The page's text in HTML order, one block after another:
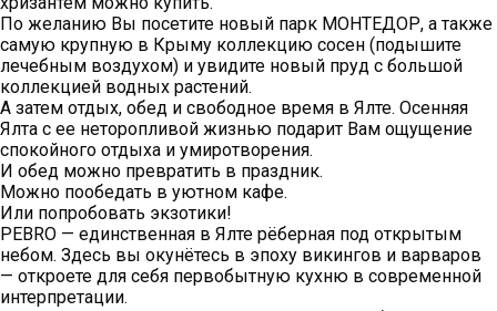
По желанию Вы посетите новый парк МОНТЕДОР, а также
самую крупную в Крыму коллекцию сосен (подышите
лечебным воздухом) и увидите новый пруд с большой
коллекцией водных растений.
А затем отдых, обед и свободное время в Ялте. Осенняя
Ялта с ее неторопливой жизнью подарит Вам ощущение
спокойного отдыха и умиротворения.
И обед можно превратить в праздник.
Можно пообедать в уютном кафе.
Или попробовать экзотики!
РЕBRO — единственная в Ялте рёберная под открытым
небом. Здесь вы окунётесь в эпоху викингов и варваров
— откроете для себя первобытную кухню в современной
интерпретации.